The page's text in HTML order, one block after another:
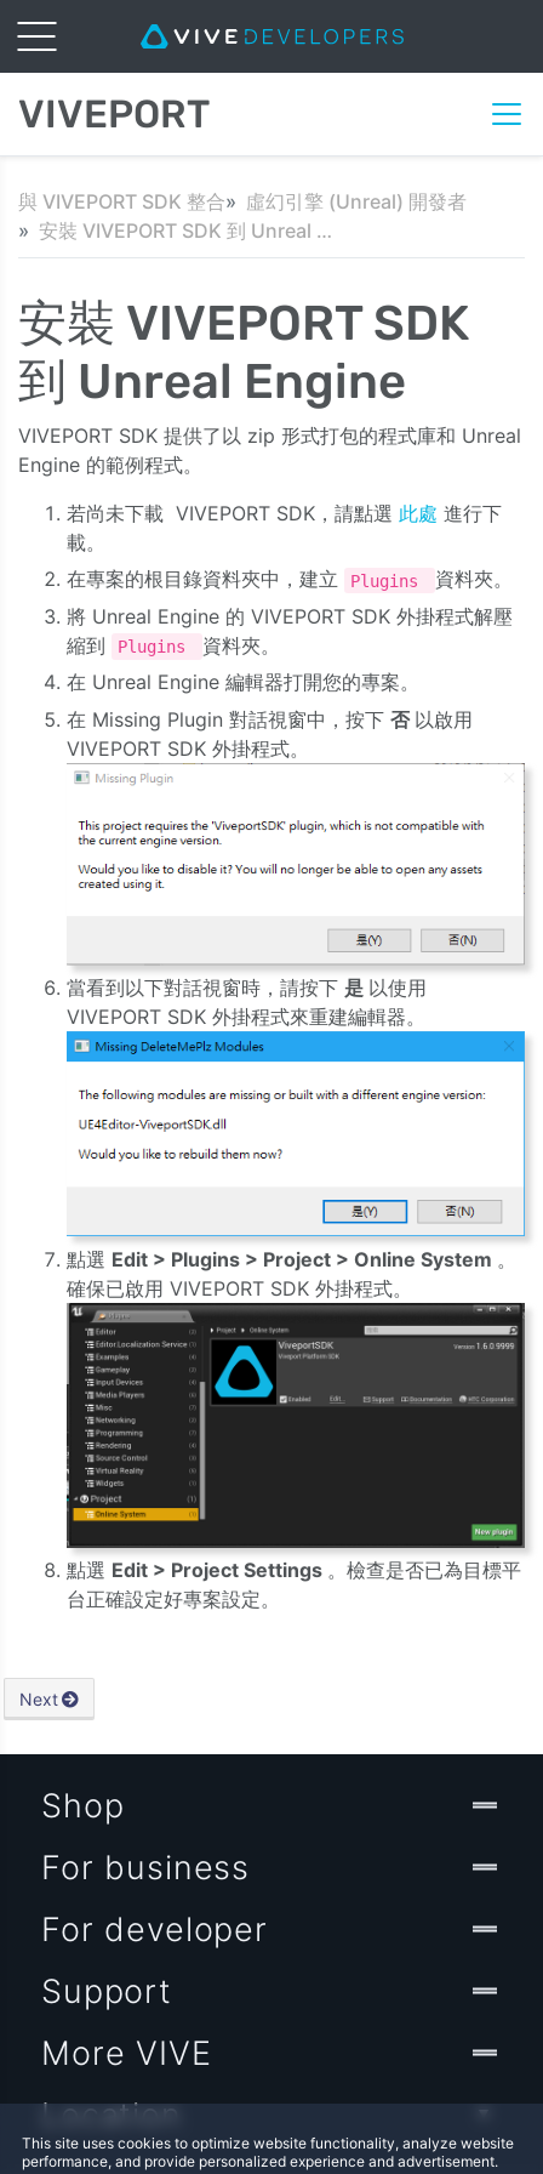
VIVEPORT
與 VIVEPORT SDK 整合
虛幻引擎 (Unreal) 開發者
安裝 VIVEPORT SDK 到 Unreal Engine
安裝 VIVEPORT SDK
到 Unreal Engine
VIVEPORT SDK 提供了以 zip 形式打包的程式庫和 Unreal
Engine 的範例程式。
若尚未下載 VIVEPORT SDK，請點選 此處 進行下
載。
在專案的根目錄資料夾中，建立
Plugins
資料夾。
將 Unreal Engine 的 VIVEPORT SDK 外掛程式解壓
縮到
Plugins
資料夾。
在 Unreal Engine 編輯器打開您的專案。
在 Missing Plugin 對話視窗中，按下 否 以啟用
VIVEPORT SDK 外掛程式。
當看到以下對話視窗時，請按下 是 以使用
VIVEPORT SDK 外掛程式來重建編輯器。
點選 Edit > Plugins > Project > Online System 。
確保已啟用 VIVEPORT SDK 外掛程式。
點選 Edit > Project Settings 。檢查是否已為目標平
台正確設定好專案設定。
Next
This site uses cookies to optimize website functionality, analyze website
performance, and provide personalized experience and advertisement.
Shop
For business
For developer
Support
More VIVE
Location